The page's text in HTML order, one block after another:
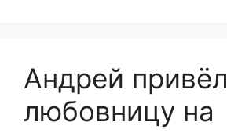
k
Андрей привёл
любовницу на